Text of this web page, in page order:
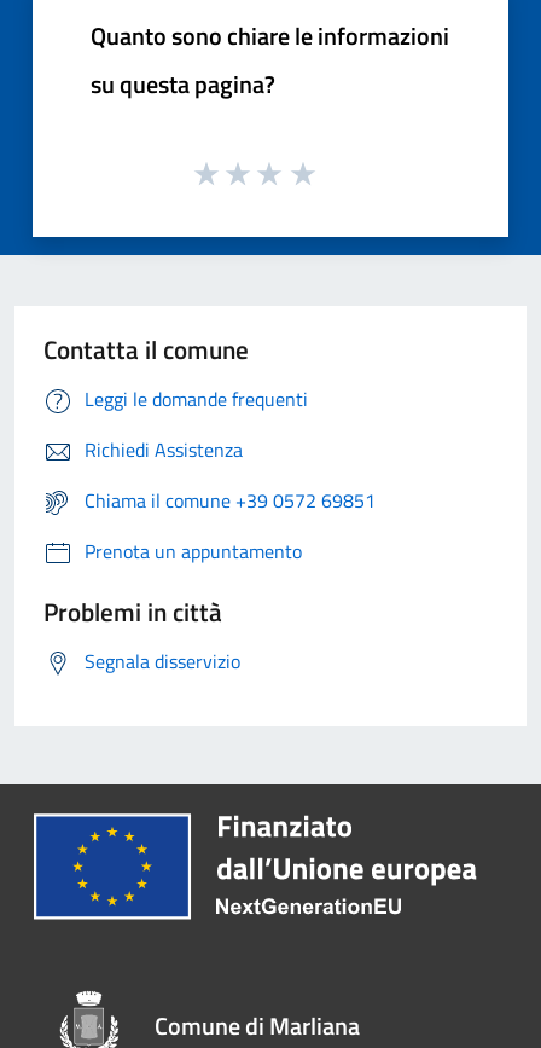
Quanto sono chiare le informazioni
su questa pagina?
Contatta il comune
Leggi le domande frequenti
Richiedi Assistenza
Chiama il comune +39 0572 69851
Prenota un appuntamento
Problemi in città
Segnala disservizio
Comune di Marliana